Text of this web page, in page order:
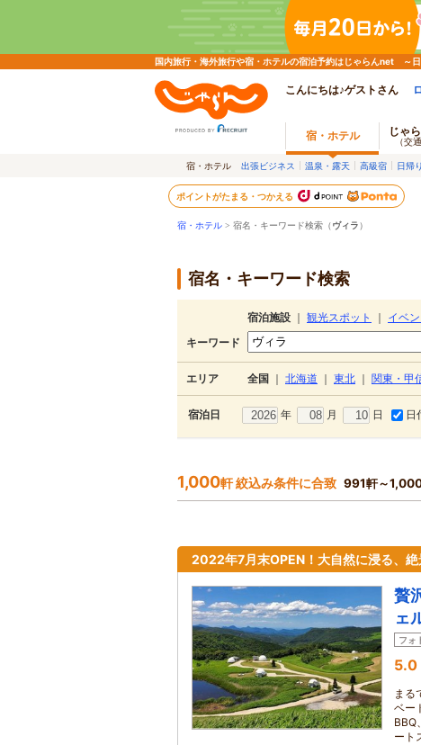
国内旅行・海外旅行や宿・ホテルの宿泊予約はじゃらんnet ～
こんにちは♪ゲストさん
宿・ホテル じゃ
（交
宿・ホテル 出張ビジネス 温泉・露天 高級宿 日帰
ポイントがたまる・つかえる
宿・ホテル > 宿名・キーワード検索（ヴィラ）
宿名・キーワード検索
宿泊施設 観光スポット
イベン
キーワード
エリア 全国 北海道 東北 関東・甲
宿泊日 年 月 日 日
1,000軒 絞込み条件に合致 991軒～
2022年7月末OPEN！大自然に浸る、
贅
ェ
フォ
5.0
まる
ベー
BBQ
ート